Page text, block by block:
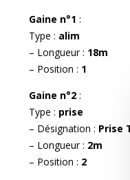
Gaine n°1 :
Type : alim
– Longueur : 18m
– Position : 1
Gaine n°2 :
Type : prise
– Désignation : Prise
– Longueur : 2m
– Position : 2